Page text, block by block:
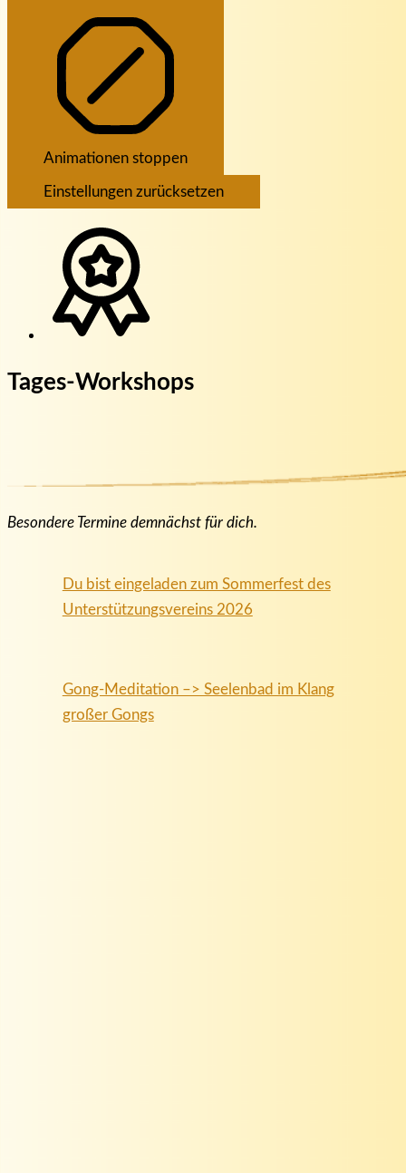
Animationen stoppen
Einstellungen zurücksetzen
Tages-Workshops
Besondere Termine demnächst für dich.
Du bist eingeladen zum Sommerfest des
Unterstützungsvereins 2026
Gong-Meditation –> Seelenbad im Klang
großer Gongs